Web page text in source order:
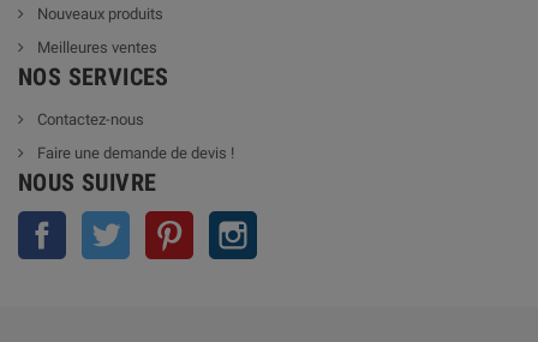
Nouveaux produits
Meilleures ventes
NOS SERVICES
Contactez-nous
Faire une demande de devis !
NOUS SUIVRE
Facebook Twitter Pinterest